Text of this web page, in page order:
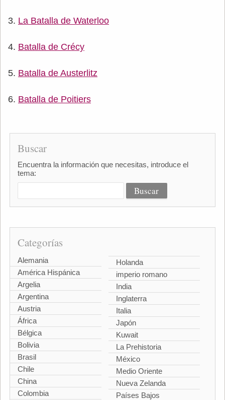
La Batalla de Waterloo
Batalla de Crécy
Batalla de Austerlitz
Batalla de Poitiers
Buscar
Encuentra la información que necesitas, introduce el
tema:
Categorías
Alemania
América Hispánica
Argelia
Argentina
Austria
África
Bélgica
Bolivia
Brasil
Chile
China
Colombia
Holanda
imperio romano
India
Inglaterra
Italia
Japón
Kuwait
La Prehistoria
México
Medio Oriente
Nueva Zelanda
Países Bajos